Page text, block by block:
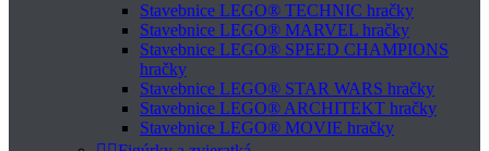
Stavebnice LEGO® TECHNIC hračky
Stavebnice LEGO® MARVEL hračky
Stavebnice LEGO® SPEED CHAMPIONS
hračky
Stavebnice LEGO® STAR WARS hračky
Stavebnice LEGO® ARCHITEKT hračky
Stavebnice LEGO® MOVIE hračky